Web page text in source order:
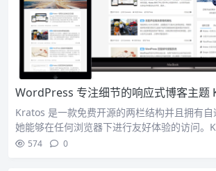
WordPress 专注细节的响应式博客主题
Kratos 是一款免费开源的两栏结构并且拥有自
她能够在任何浏览器下进行友好体验的访问。
574 0